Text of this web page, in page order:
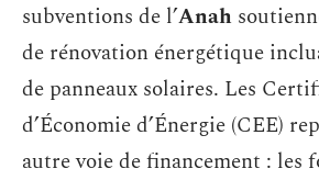
subventions de l’Anah
de rénovation énergétique
de panneaux solaires. Les
d’Économie d’Énergie (CEE)
autre voie de financement : les